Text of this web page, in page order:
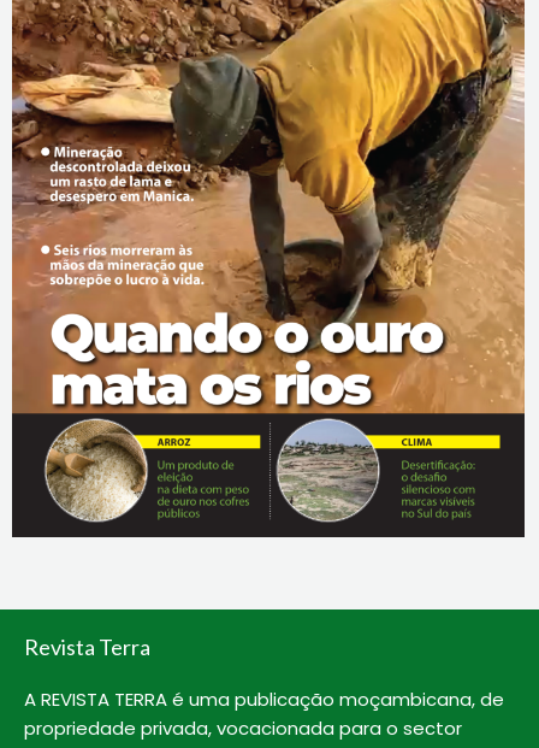
Revista Terra
A REVISTA TERRA é uma publicação moçambicana, de
propriedade privada, vocacionada para o sector